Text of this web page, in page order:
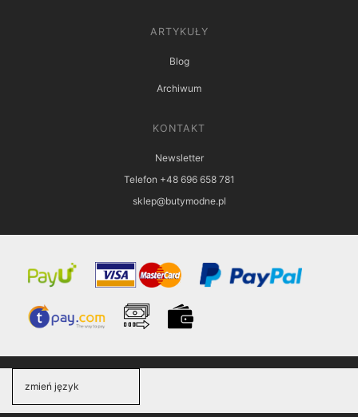
ARTYKUŁY
Blog
Archiwum
KONTAKT
Newsletter
Telefon +48 696 658 781
sklep@butymodne.pl
zmień język